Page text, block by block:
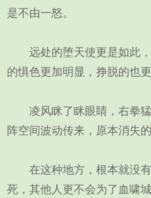
是不由一怒。
远处的堕天使更是如此，
的惧色更加明显，挣脱的也更
凌风眯了眯眼睛，右拳猛
阵空间波动传来，原本消失
在这种地方，根本就没有
死，其他人更不会为了血啸